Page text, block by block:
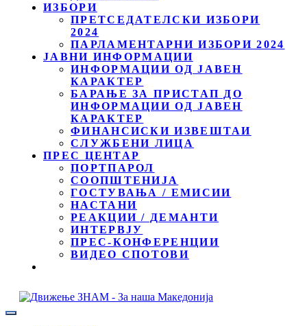
ИЗБОРИ
ПРЕТСЕДАТЕЛСКИ ИЗБОРИ
2024
ПАРЛАМЕНТАРНИ ИЗБОРИ 2024
ЈАВНИ ИНФОРМАЦИИ
ИНФОРМАЦИИ ОД ЈАВЕН
КАРАКТЕР
БАРАЊЕ ЗА ПРИСТАП ДО
ИНФОРМАЦИИ ОД ЈАВЕН
КАРАКТЕР
ФИНАНСИСКИ ИЗВЕШТАИ
СЛУЖБЕНИ ЛИЦА
ПРЕС ЦЕНТАР
ПОРТПАРОЛ
СООПШТЕНИЈА
ГОСТУВАЊА / ЕМИСИИ
НАСТАНИ
РЕАКЦИИ / ДЕМАНТИ
ИНТЕРВЈУ
ПРЕС-КОНФЕРЕНЦИИ
ВИДЕО СПОТОВИ